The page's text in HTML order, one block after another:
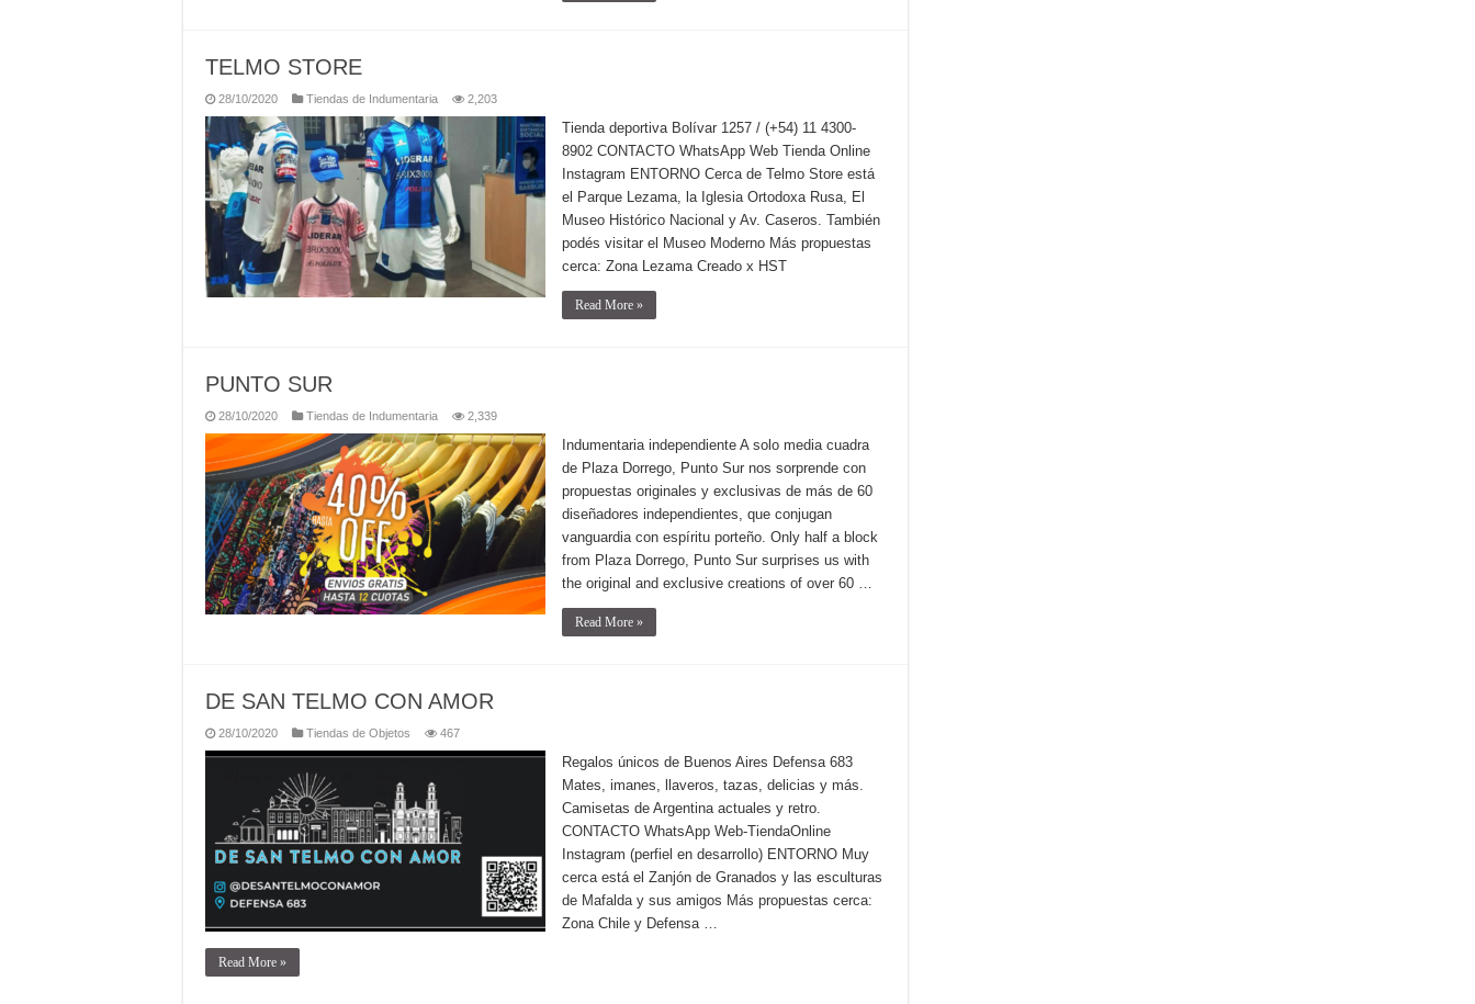
TELMO STORE
28/10/2020 Tiendas de Indumentaria 2,203
Tienda deportiva Bolívar 1257 / (+54) 11 4300-
8902 CONTACTO WhatsApp Web Tienda Online
Instagram ENTORNO Cerca de Telmo Store está
el Parque Lezama, la Iglesia Ortodoxa Rusa, El
Museo Histórico Nacional y Av. Caseros. También
podés visitar el Museo Moderno Más propuestas
cerca: Zona Lezama Creado x HST
Read More »
PUNTO SUR
28/10/2020 Tiendas de Indumentaria 2,339
Indumentaria independiente A solo media cuadra
de Plaza Dorrego, Punto Sur nos sorprende con
propuestas originales y exclusivas de más de 60
diseñadores independientes, que conjugan
vanguardia con espíritu porteño. Only half a block
from Plaza Dorrego, Punto Sur surprises us with
the original and exclusive creations of over 60 …
Read More »
DE SAN TELMO CON AMOR
28/10/2020 Tiendas de Objetos 467
Regalos únicos de Buenos Aires Defensa 683
Mates, imanes, llaveros, tazas, delicias y más.
Camisetas de Argentina actuales y retro.
CONTACTO WhatsApp Web-TiendaOnline
Instagram (perfiel en desarrollo) ENTORNO Muy
cerca está el Zanjón de Granados y las esculturas
de Mafalda y sus amigos Más propuestas cerca:
Zona Chile y Defensa …
Read More »